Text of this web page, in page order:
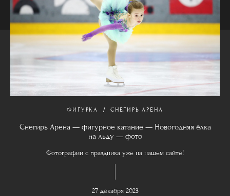
ФИГУРКА СНЕГИРЬ АРЕНА
Снегирь Арена — фигурное катание — Новогодняя ёлка
на льду — фото
Фотографии с праздника уже на нашем сайте!
27 декабря 2023